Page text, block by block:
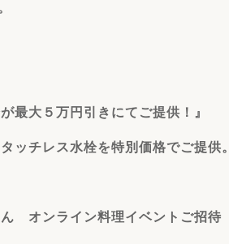
最大５万円引きにてご提供！』
ッチレス水栓を特別価格でご提供。
ん オンライン料理イベントご招待